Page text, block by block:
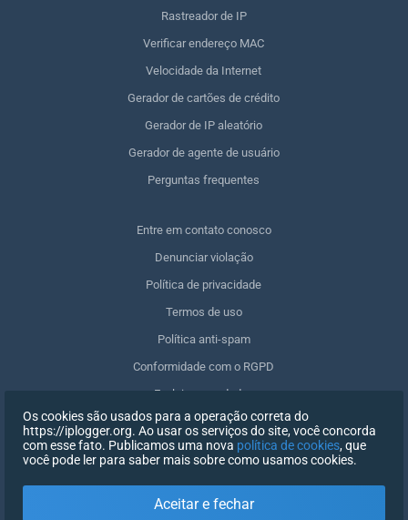
Rastreador de IP
Verificar endereço MAC
Velocidade da Internet
Gerador de cartões de crédito
Gerador de IP aleatório
Gerador de agente de usuário
Perguntas frequentes
Entre em contato conosco
Denunciar violação
Política de privacidade
Termos de uso
Política anti-spam
Conformidade com o RGPD
Excluir meus dados
Retirar o consentimento
Os cookies são usados para a operação correta do
https://iplogger.org. Ao usar os serviços do site, você concorda
com esse fato. Publicamos uma nova política de cookies, que
você pode ler para saber mais sobre como usamos cookies.
Aceitar e fechar